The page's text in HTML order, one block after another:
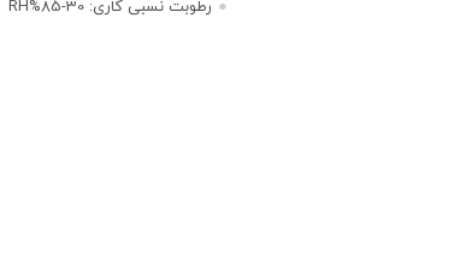
رطوبت نسبی کاری:30-85%RH